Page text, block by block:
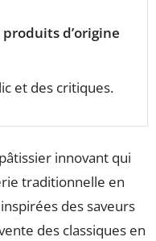
produits d’origine
et des critiques.
innovant qui
traditionnelle en
inspirées des saveurs
des classiques en